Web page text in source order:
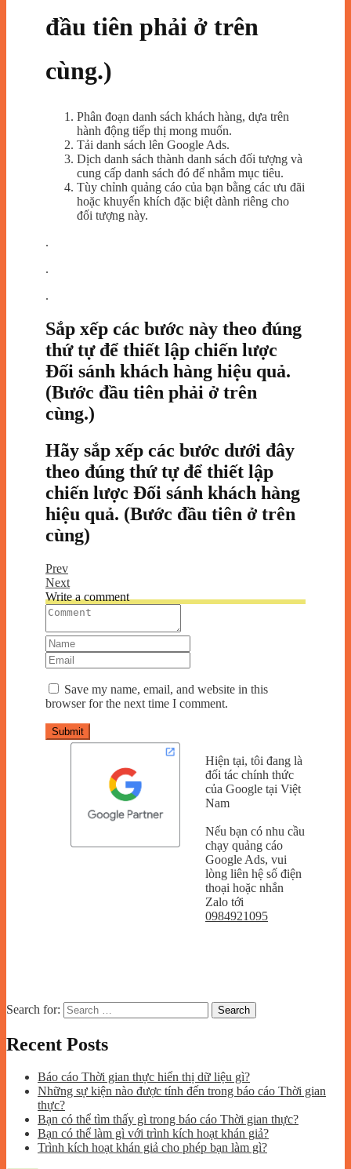
đầu tiên phải ở trên
cùng.)
Phân đoạn danh sách khách hàng, dựa trên
hành động tiếp thị mong muốn.
Tải danh sách lên Google Ads.
Dịch danh sách thành danh sách đối tượng và
cung cấp danh sách đó để nhắm mục tiêu.
Tùy chỉnh quảng cáo của bạn bằng các ưu đãi
hoặc khuyến khích đặc biệt dành riêng cho
đối tượng này.
.
.
.
Sắp xếp các bước này theo đúng
thứ tự để thiết lập chiến lược
Đối sánh khách hàng hiệu quả.
(Bước đầu tiên phải ở trên
cùng.)
Hãy sắp xếp các bước dưới đây
theo đúng thứ tự để thiết lập
chiến lược Đối sánh khách hàng
hiệu quả. (Bước đầu tiên ở trên
cùng)
Prev
Next
Write a comment
Save my name, email, and website in this
browser for the next time I comment.
Submit
Hiện tại, tôi đang là
đối tác chính thức
của Google tại Việt
Nam
Nếu bạn có nhu cầu
chạy quảng cáo
Google Ads, vui
lòng liên hệ số điện
thoại hoặc nhắn
Zalo tới
0984921095
Search for:
Recent Posts
Báo cáo Thời gian thực hiển thị dữ liệu gì?
Những sự kiện nào được tính đến trong báo cáo Thời gian
thực?
Bạn có thể tìm thấy gì trong báo cáo Thời gian thực?
Bạn có thể làm gì với trình kích hoạt khán giả?
Trình kích hoạt khán giả cho phép bạn làm gì?